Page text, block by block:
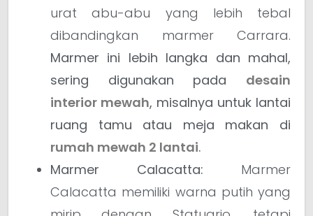
urat abu-abu yang lebih tebal
dibandingkan marmer Carrara.
Marmer ini lebih langka dan mahal,
sering digunakan pada desain
interior mewah, misalnya untuk lantai
ruang tamu atau meja makan di
rumah mewah 2 lantai.
Marmer Calacatta: Marmer
Calacatta memiliki warna putih yang